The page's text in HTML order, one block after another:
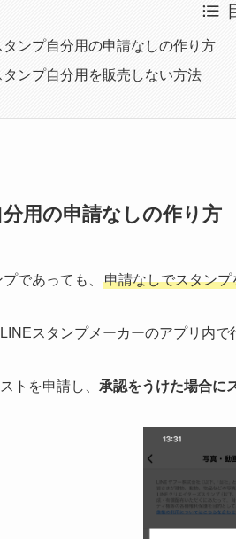
タンプ自分用の申請なしの作り方
タンプ自分用を販売しない方法
用の申請なしの作り方
であっても、 申請なしでスタン
スタンプメーカーのアプリ内で
トを申請し、 承認をうけた場合に